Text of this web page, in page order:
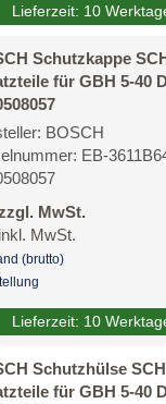
Lieferzeit: 10
Schutzkappe
für GBH 5-40
BOSCH
EB-
MwSt.
MwSt.
(brutto)
Lieferzeit: 10
Schutzhülse
für GBH 5-40